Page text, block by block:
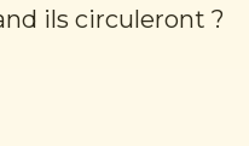
ils circuleront ?